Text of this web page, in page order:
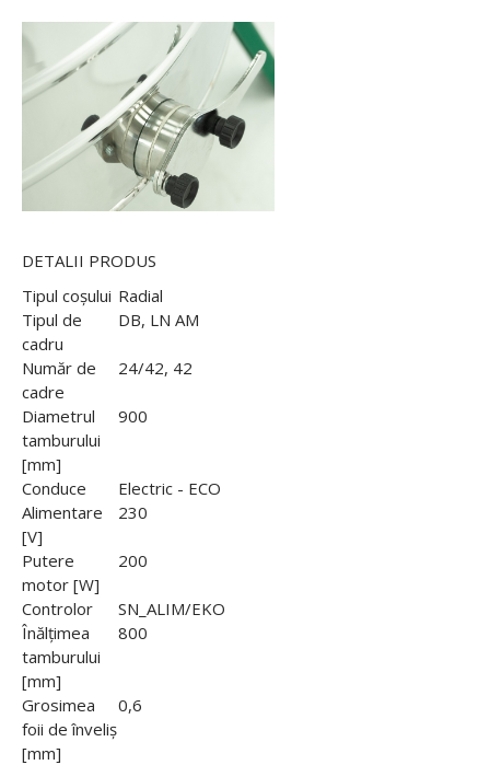
DETALII PRODUS
Tipul coșului Radial
Tipul de
cadru
DB, LN AM
Număr de
cadre
24/42, 42
Diametrul
tamburului
[mm]
900
Conduce
Electric - ECO
Alimentare
[V]
230
Putere
motor [W]
200
Controlor
SN_ALIM/EKO
Înălțimea
tamburului
[mm]
800
Grosimea
foii de înveliș
[mm]
0,6